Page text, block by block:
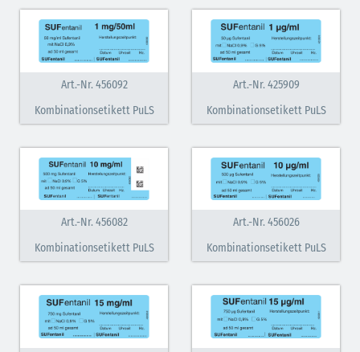
Art.-Nr. 456092
Kombinationsetikett PuLS
Art.-Nr. 425909
Kombinationsetikett PuLS
Art.-Nr. 456082
Kombinationsetikett PuLS
Art.-Nr. 456026
Kombinationsetikett PuLS